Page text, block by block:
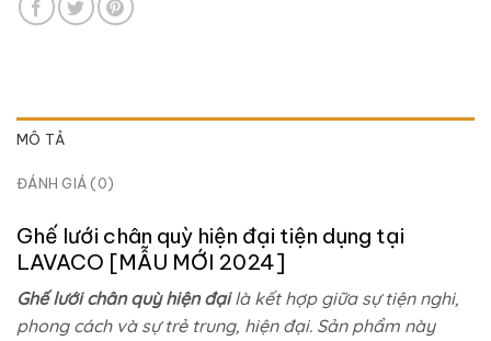
MÔ TẢ
ĐÁNH GIÁ (0)
Ghế lưới chân quỳ hiện đại tiện dụng tại
LAVACO [MẪU MỚI 2024]
Ghế lưới chân quỳ hiện đạilà kết hợp giữa sự tiện nghi,
phong cách và sự trẻ trung, hiện đại. Sản phẩm này